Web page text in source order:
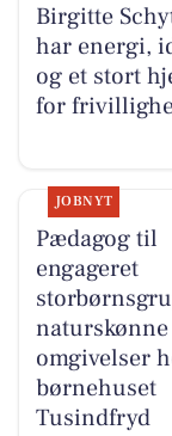
Birgitte
har energi,
og et stort
for
JOBNYT
Pædagog til
engageret
naturskønne
omgivelser
børnehuset
Tusindfryd